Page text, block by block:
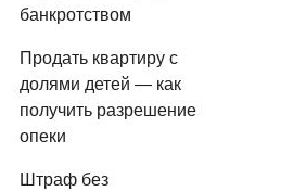
банкротством
Продать квартиру с
долями детей — как
получить разрешение
опеки
Штраф без